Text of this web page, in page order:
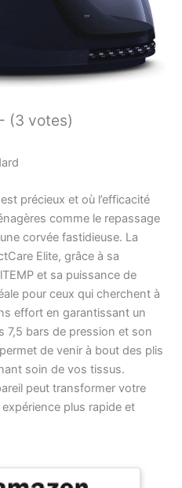
(3 votes)
précieux et où l’efficacité
comme le repassage
corvée fastidieuse. La
Elite, grâce à sa
et sa puissance de
pour ceux qui cherchent à
effort en garantissant un
7,5 bars de pression et son
de venir à bout des plis
soin de vos tissus.
peut transformer votre
plus rapide et